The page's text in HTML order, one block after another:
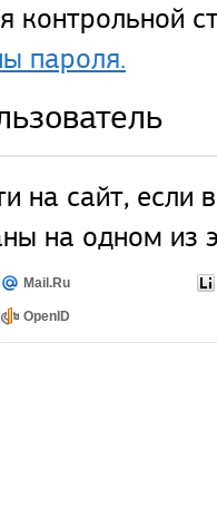
контрольной
пароля.
на сайт, если
на одном из
Mail.Ru
OpenID